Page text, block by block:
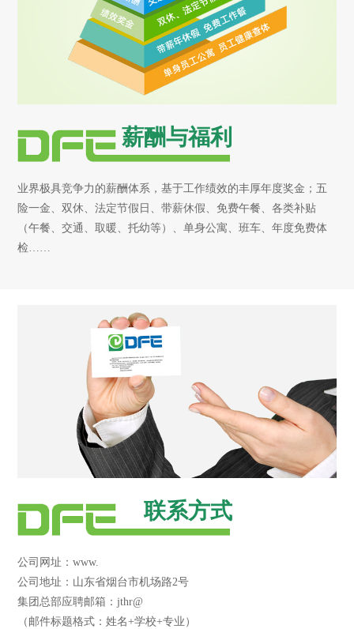
薪酬与福利
业界极具竞争力的薪酬体系，基于工作绩效的丰厚年度奖金；五
险一金、双休、法定节假日、带薪休假、免费午餐、各类补贴
（午餐、交通、取暖、托幼等）、单身公寓、班车、年度免费体
检……
联系方式
公司网址：www.
公司地址：山东省烟台市机场路2号
集团总部应聘邮箱：jthr@
（邮件标题格式：姓名+学校+专业）